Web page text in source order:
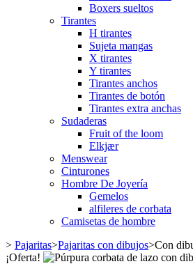
Boxers sueltos
Tirantes
H tirantes
Sujeta mangas
X tirantes
Y tirantes
Tirantes anchos
Tirantes de botón
Tirantes extra anchas
Sudaderas
Fruit of the loom
Elkjær
Menswear
Cinturones
Hombre De Joyería
Gemelos
alfileres de corbata
Camisetas de hombre
> Pajaritas>Pajaritas con dibujos>Con
¡Oferta!